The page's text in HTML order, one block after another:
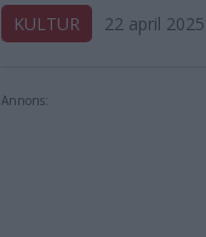
KULTUR 22 april
Annons: